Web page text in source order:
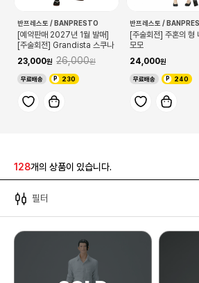
반프레스토 / BANPRESTO
[예약판매 2027년 1월 발매]
[주술회전] Grandista 스쿠나
23,000
26,000
무료배송 230
반프레스토 /
[주술회전] 주혼의 형
모모
24,000
무료배송 240
128개의 상품이 있습니다.
필터